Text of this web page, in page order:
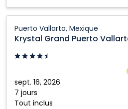
Puerto Vallarta, Mexique
Krystal Grand Puerto
sept. 16, 2026
7 jours
Tout inclus
Grand
Puerto
Vallarta:
Vallarta,
Mexique